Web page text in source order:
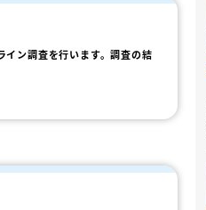
ン調査を行います。調査の結